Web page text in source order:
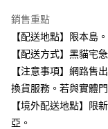
元大商業銀行
玉山商業銀行
台新國際商業銀行
台灣樂天信用卡公司
Google Pay
全盈+PAY
大哥付你分期
相關說明
銷售重點
【配送地點】限本島。
【配送方式】黑貓宅
【注意事項】網路售
換貨服務。若與實體
【境外配送地點】限
亞。